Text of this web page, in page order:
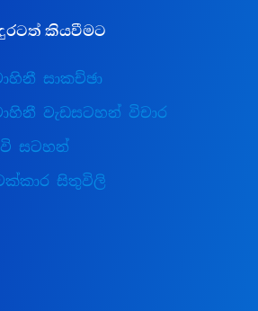
කියවීමට
සාකච්ඡා
වැඩසටහන් විචාර
සටහන්
සිතුවිලි